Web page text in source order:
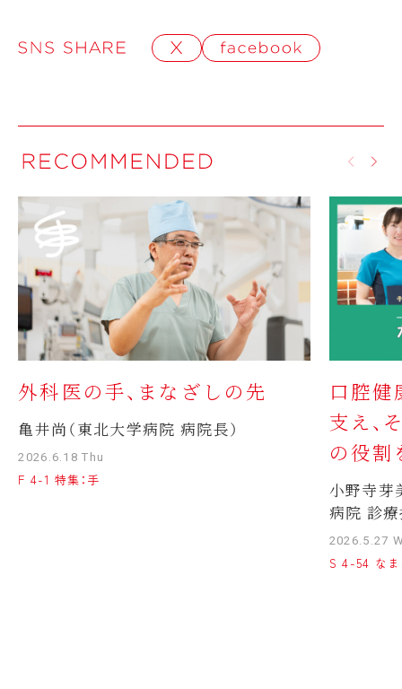
外科医の手、まなざしの先
亀井尚（東北大学病院 病院長）
2026.6.18 Thu
F 4-1 特集：手
口腔
支え、
の役割
小野寺芽
病院 診
2026.5.27
S 4-54 な